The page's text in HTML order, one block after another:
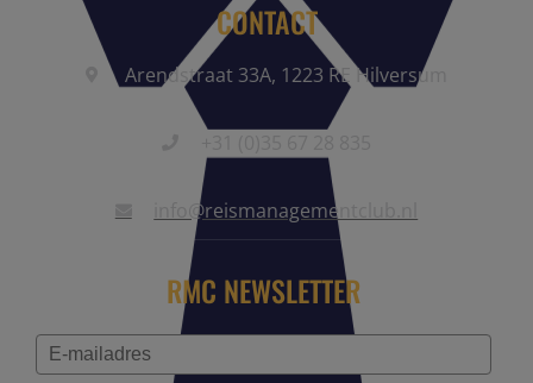
CONTACT
Arendstraat 33A, 1223 RE Hilversum
info@reismanagementclub.nl
RMC NEWSLETTER